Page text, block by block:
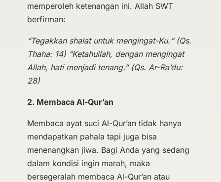
memperoleh ketenangan ini. Allah SWT
berfirman:
“Tegakkan shalat untuk mengingat-Ku.“ (Qs.
Thaha: 14) “Ketahuilah, dengan mengingat
Allah, hati menjadi tenang.” (Qs. Ar-Ra’du:
28)
2. Membaca Al-Qur’an
Membaca ayat suci Al-Qur’an tidak hanya
mendapatkan pahala tapi juga bisa
menenangkan jiwa. Bagi Anda yang sedang
dalam kondisi ingin marah, maka
bersegeralah membaca Al-Qur’an atau